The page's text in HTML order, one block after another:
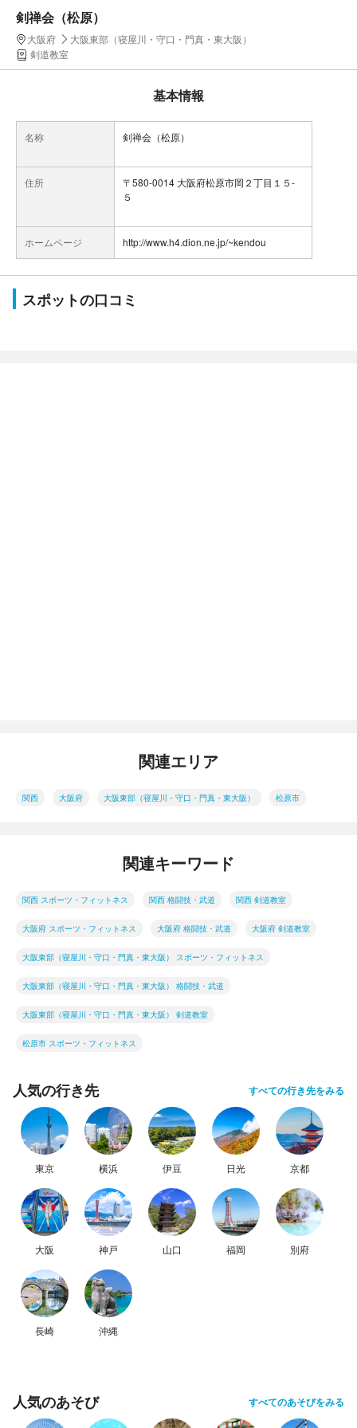
剣禅会（松原）
大阪府
大阪東部（寝屋川・守口・門真・東大阪）
剣道教室
基本情報
名称 剣禅会（松原）
住所
〒580-0014 大阪府松原市岡２丁目１５-
５
ホームページ http://www.h4.dion.ne.jp/~kendou
スポットの口コミ
関連エリア
関西 大阪府 大阪東部（寝屋川・守口・門真・東大阪） 松原市
関連キーワード
関西 スポーツ・フィットネス 関西 格闘技・武道 関西 剣道教室
大阪府 スポーツ・フィットネス 大阪府 格闘技・武道 大阪府 剣道教室
大阪東部（寝屋川・守口・門真・東大阪） スポーツ・フィットネス
大阪東部（寝屋川・守口・門真・東大阪） 格闘技・武道
大阪東部（寝屋川・守口・門真・東大阪） 剣道教室
松原市 スポーツ・フィットネス
人気の行き先 すべての行き先をみる
東京 横浜 伊豆 日光 京都
大阪 神戸 山口 福岡 別府
長崎 沖縄
人気のあそび すべてのあそびをみる